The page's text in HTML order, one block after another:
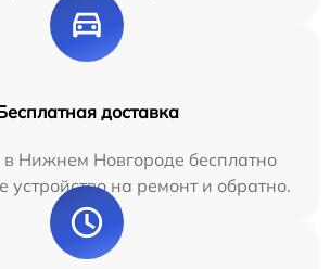
доставка
Нижнем Новгороде бесплатно
устройство на ремонт и обратно.